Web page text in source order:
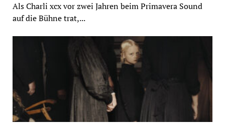
Als Charli xcx vor zwei Jahren beim Primavera Sound
auf die Bühne trat,...